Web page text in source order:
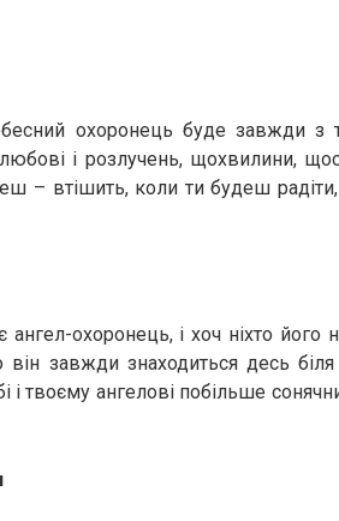
охоронець буде завжди з
і розлучень, щохвилини,
– втішить, коли ти будеш
охоронець, і хоч ніхто його
завжди знаходиться десь
твоєму ангелові побільше